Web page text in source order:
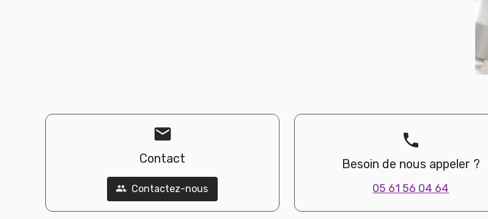
mail
Contact
people Contactez-nous
phone
Besoin de nous appeler ?
05 61 56 04 64